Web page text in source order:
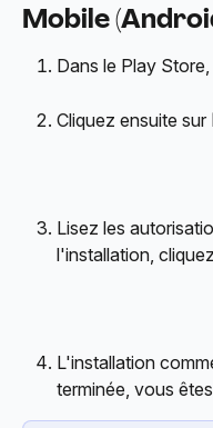
Mobile
Dans le Play
Cliquez ensuite sur
Lisez les
l'installation,
L'installation
terminée, vous